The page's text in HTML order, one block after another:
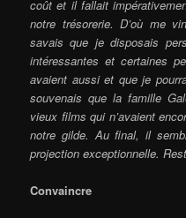
coût et il fallait
notre trésorerie. D’où me
savais que je disposais
intéressantes et certaines
avaient aussi et que je
souvenais que la famille
vieux films qui n’avaient
notre gilde. Au final, il
projection exceptionnelle.
Convaincre